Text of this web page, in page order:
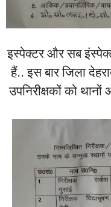
इस्पेक्टर और सब
हैं.. इस बार जिला
उपनिरीक्षकों को